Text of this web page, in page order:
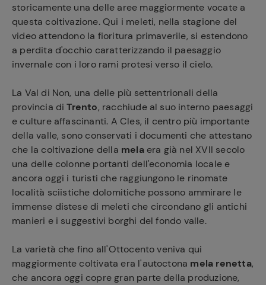
storicamente una delle aree maggiormente vocate a
questa coltivazione. Qui i meleti, nella stagione del
video attendono la fioritura primaverile, si estendono
a perdita d'occhio caratterizzando il paesaggio
invernale con i loro rami protesi verso il cielo.
La Val di Non, una delle più settentrionali della
provincia diTrento, racchiude al suo interno paesaggi
e culture affascinanti. A Cles, il centro più importante
della valle, sono conservati i documenti che attestano
che la coltivazione della melaera già nel XVII secolo
una delle colonne portanti dell'economia locale e
ancora oggi i turisti che raggiungono le rinomate
località sciistiche dolomitiche possono ammirare le
immense distese di meleti che circondano gli antichi
manieri e i suggestivi borghi del fondo valle.
La varietà che fino all'Ottocento veniva qui
maggiormente coltivata era l'autoctona mela renetta,
che ancora oggi copre gran parte della produzione,